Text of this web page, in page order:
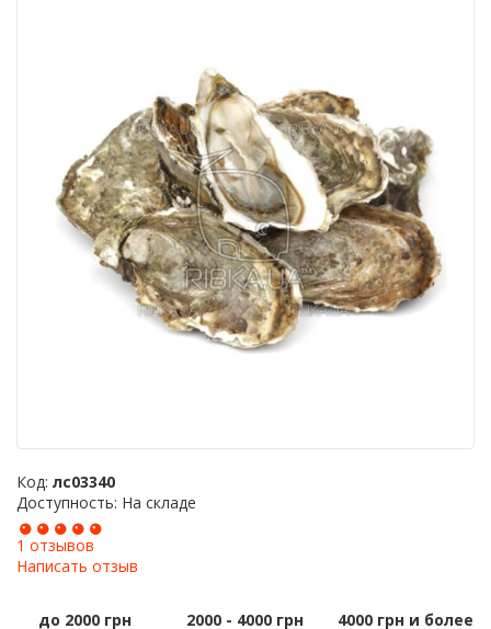
Код: лс03340
Доступность: На складе
1 отзывов
Написать отзыв
до 2000 грн 2000 - 4000 грн 4000 грн и более